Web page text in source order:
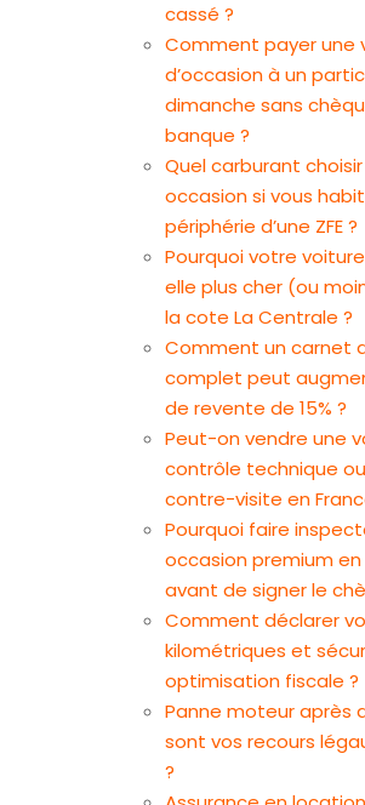
cassé ?
Comment payer une
d’occasion à un
dimanche sans
banque ?
Quel carburant
occasion si vous
périphérie d’une ZFE ?
Pourquoi votre
elle plus cher (ou
la cote La Centrale ?
Comment un carnet
complet peut
de revente de 15% ?
Peut-on vendre une
contrôle technique
contre-visite en
Pourquoi faire
occasion premium
avant de signer le
Comment déclarer
kilométriques et
optimisation fiscale ?
Panne moteur après
sont vos recours
?